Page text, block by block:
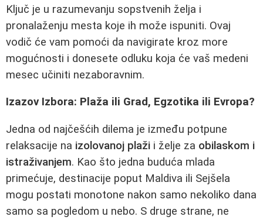
Ključ je u razumevanju sopstvenih želja i
pronalaženju mesta koje ih može ispuniti. Ovaj
vodič će vam pomoći da navigirate kroz more
mogućnosti i donesete odluku koja će vaš medeni
mesec učiniti nezaboravnim.
Izazov Izbora: Plaža ili Grad, Egzotika ili Evropa?
Jedna od najčešćih dilema je između potpune
relaksacije na izolovanoj plaži i želje za obilaskom i
istraživanjem. Kao što jedna buduća mlada
primećuje, destinacije poput Maldiva ili Sejšela
mogu postati monotone nakon samo nekoliko dana
samo sa pogledom u nebo. S druge strane, ne